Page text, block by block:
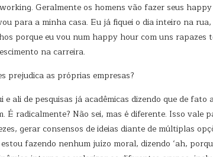
Geralmente os homens vão fazer seus
para a minha casa. Eu já fiquei o dia inteiro na
porque eu vou num happy hour com uns rapazes
na carreira.
prejudica as próprias empresas?
ali de pesquisas já acadêmicas dizendo que de fato
radicalmente? Não sei, mas é diferente. Isso vale
gerar consensos de ideias diante de múltiplas
fazendo nenhum juízo moral, dizendo ‘ah,